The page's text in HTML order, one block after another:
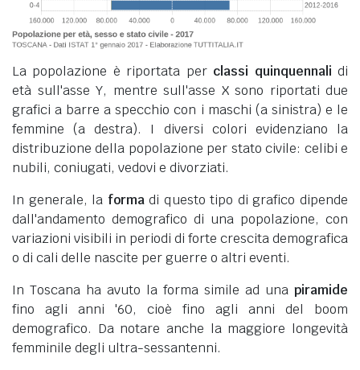
La popolazione è riportata per classi quinquennali di
età sull'asse Y, mentre sull'asse X sono riportati due
grafici a barre a specchio con i maschi (a sinistra) e le
femmine (a destra). I diversi colori evidenziano la
distribuzione della popolazione per stato civile: celibi e
nubili, coniugati, vedovi e divorziati.
In generale, la formadi questo tipo di grafico dipende
dall'andamento demografico di una popolazione, con
variazioni visibili in periodi di forte crescita demografica
o di cali delle nascite per guerre o altri eventi.
In Toscana ha avuto la forma simile ad una piramide
fino agli anni '60, cioè fino agli anni del boom
demografico. Da notare anche la maggiore longevità
femminile degli ultra-sessantenni.